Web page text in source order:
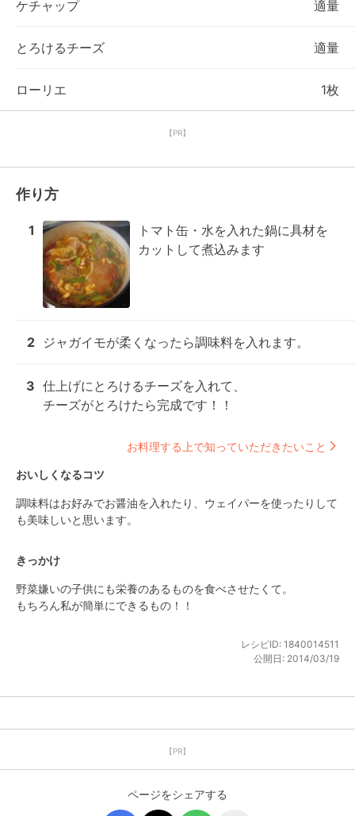
ケチャップ 適量
とろけるチーズ 適量
ローリエ 1枚
【PR】
作り方
1
トマト缶・水を入れた鍋に具材を
カットして煮込みます
2 ジャガイモが柔くなったら調味料を入れます。
3 仕上げにとろけるチーズを入れて、
チーズがとろけたら完成です！！
お料理する上で知っていただきたいこと
おいしくなるコツ
調味料はお好みでお醤油を入れたり、ウェイパーを使ったりして
も美味しいと思います。
きっかけ
野菜嫌いの子供にも栄養のあるものを食べさせたくて。
もちろん私が簡単にできるもの！！
レシピID: 1840014511
公開日: 2014/03/19
【PR】
ページをシェアする